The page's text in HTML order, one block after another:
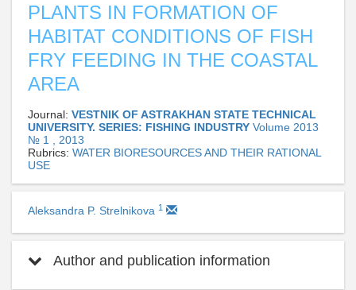
PLANTS IN FORMATION OF
HABITAT CONDITIONS OF FISH
FRY FEEDING IN THE COASTAL
AREA
Journal: VESTNIK OF ASTRAKHAN STATE TECHNICAL
UNIVERSITY. SERIES: FISHING INDUSTRY Volume 2013
№ 1 , 2013
Rubrics: WATER BIORESOURCES AND THEIR RATIONAL
USE
Aleksandra P. Strelnikova 1
Author and publication information